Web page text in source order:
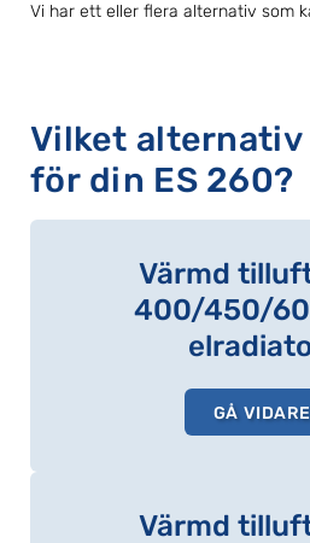
Vi har ett eller flera alternativ som
Vilket alternativ
för din ES 260?
Värmd
400/450/
GÅ
Värmd